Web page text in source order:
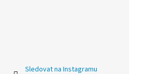
Sledovat na Instagramu